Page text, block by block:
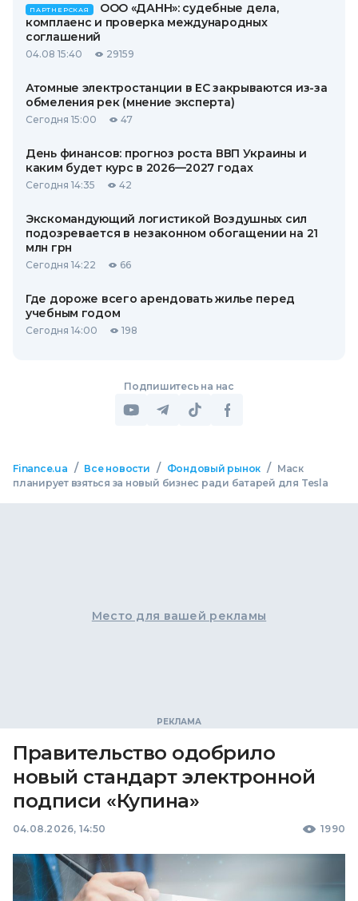
ПАРТНЕРСКАЯ
ООО «ДАНН»: судебные дела,
комплаенс и проверка международных
соглашений
04.08 15:40 29159
Атомные электростанции в ЕС закрываются из-за
обмеления рек (мнение эксперта)
Сегодня 15:00 47
День финансов: прогноз роста ВВП Украины и
каким будет курс в 2026—2027 годах
Сегодня 14:35 42
Экскомандующий логистикой Воздушных сил
подозревается в незаконном обогащении на 21
млн грн
Сегодня 14:22 66
Где дороже всего арендовать жилье перед
учебным годом
Сегодня 14:00 198
Подпишитесь на нас
Finance.ua / Все новости / Фондовый рынок /
Маск
планирует взяться за новый бизнес ради батарей для Tesla
Место для вашей рекламы
Правительство одобрило
новый стандарт электронной
подписи «Купина»
04.08.2026, 14:50 1990